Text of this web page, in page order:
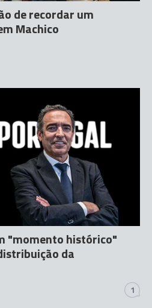
de recordar um
Machico
"momento histórico"
da
1